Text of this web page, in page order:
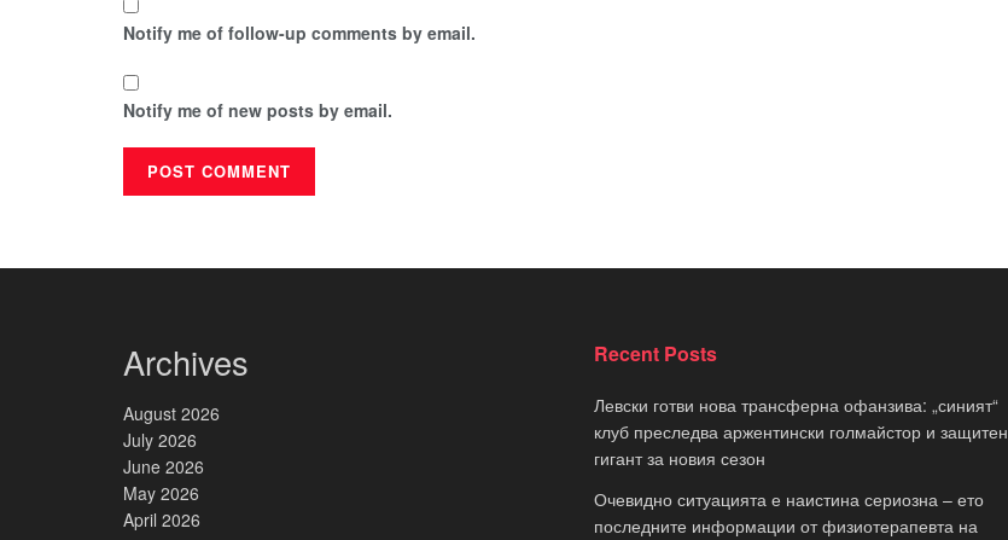
Notify me of follow-up comments by email.
Notify me of new posts by email.
Archives
August 2026
July 2026
June 2026
May 2026
April 2026
Recent Posts
Левски готви нова трансферна офанзива: „синият“
клуб преследва аржентински голмайстор и защитен
гигант за новия сезон
Очевидно ситуацията е наистина сериозна – ето
последните информации от физиотерапевта на